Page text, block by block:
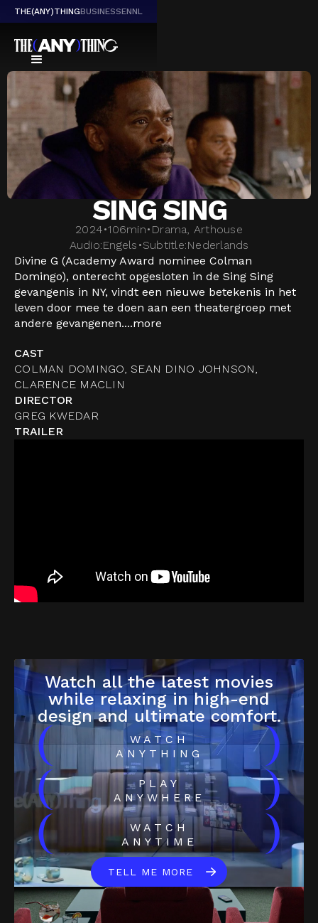
THE(ANY)THINGBUSINESSENNL
SING SING
2024•106min• Drama, Arthouse
Audio:Engels •Subtitle:Nederlands
Divine G (Academy Award nominee Colman
Domingo), onterecht opgesloten in de Sing Sing
gevangenis in NY, vindt een nieuwe betekenis in het
leven door mee te doen aan een theatergroep met
andere gevangenen....more
CAST
COLMAN DOMINGO, SEAN DINO JOHNSON,
CLARENCE MACLIN
DIRECTOR
GREG KWEDAR
TRAILER
Watch all the latest movies
while relaxing in high-end
design and ultimate comfort.
(
WATCH
ANYTHING
)
(
PLAY
ANYWHERE
)
(
WATCH
ANYTIME
)
TELL ME MORE